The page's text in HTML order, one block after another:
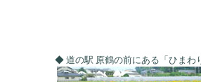
◆ 道の駅 原鶴の前にある「ひまわ